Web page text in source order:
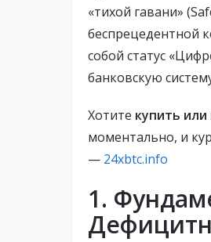
«тихой гавани»
беспрецедентной
собой статус
банковскую
Хотите купить
моментально, и
— 24xbtc.info
1.